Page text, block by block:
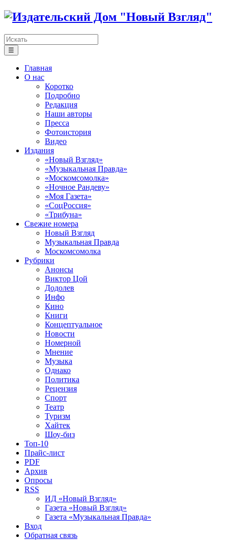
☰
Главная
О нас
Коротко
Подробно
Редакция
Наши авторы
Пресса
Фотоистория
Видео
Издания
«Новый Взгляд»
«Музыкальная Правда»
«Москомсомолка»
«Ночное Рандеву»
«Моя Газета»
«СоцРоссия»
«Трибуна»
Свежие номера
Новый Взгляд
Музыкальная Правда
Москомсомолка
Рубрики
Анонсы
Виктор Цой
Додолев
Инфо
Кино
Книги
Концептуальное
Новости
Номерной
Мнение
Музыка
Однако
Политика
Рецензия
Спорт
Театр
Туризм
Хайтек
Шоу-биз
Топ-10
Прайс-лист
PDF
Архив
Опросы
RSS
ИД «Новый Взгляд»
Газета «Новый Взгляд»
Газета «Музыкальная Правда»
Вход
Обратная связь